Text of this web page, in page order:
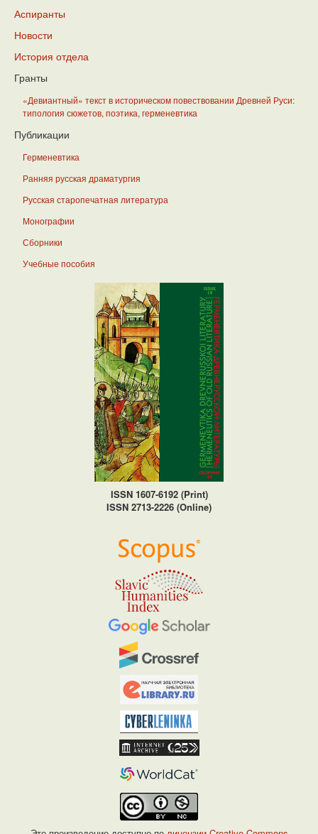
Аспиранты
Новости
История отдела
Гранты
«Девиантный» текст в историческом повествовании Древней Руси:
типология сюжетов, поэтика, герменевтика
Публикации
Герменевтика
Ранняя русская драматургия
Русская старопечатная литература
Монографии
Сборники
Учебные пособия
ISSN 1607-6192 (Print)
ISSN 2713-2226 (Online)